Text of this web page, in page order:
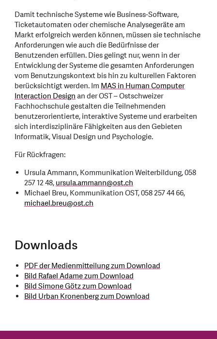
Damit technische Systeme wie Business-Software,
Ticketautomaten oder chemische Analysegeräte am
Markt erfolgreich werden können, müssen sie technische
Anforderungen wie auch die Bedürfnisse der
Benutzenden erfüllen. Dies gelingt nur, wenn in der
Entwicklung der Systeme die gesamten Anforderungen
vom Benutzungskontext bis hin zu kulturellen Faktoren
berücksichtigt werden. Im MAS in Human Computer
Interaction Designan der OST – Ostschweizer
Fachhochschule gestalten die Teilnehmenden
benutzerorientierte, interaktive Systeme und erarbeiten
sich interdisziplinäre Fähigkeiten aus den Gebieten
Informatik, Visual Design und Psychologie.
Für Rückfragen:
Ursula Ammann, Kommunikation Weiterbildung, 058
257 12 48,ursula.ammann@ost.ch
Michael Breu, Kommunikation OST, 058 257 44 66,
michael.breu@ost.ch
Downloads
PDF der Medienmitteilung zum Download
Bild Rafael Adame zum Download
Bild Simone Götz zum Download
Bild Urban Kronenberg zum Download